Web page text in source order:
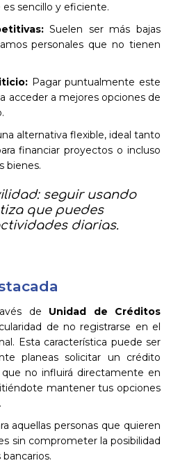
sencillo y eficiente.
Suelen ser más bajas
personales que no tienen
Pagar puntualmente este
acceder a mejores opciones de
alternativa flexible, ideal tanto
financiar proyectos o incluso
bienes.
seguir usando
que puedes
diarias.
de Unidad de Créditos
de no registrarse en el
Esta característica puede ser
planeas solicitar un crédito
no influirá directamente en
mantener tus opciones
aquellas personas que quieren
sin comprometer la posibilidad